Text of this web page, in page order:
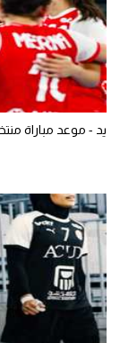
يد - موعد مباراة